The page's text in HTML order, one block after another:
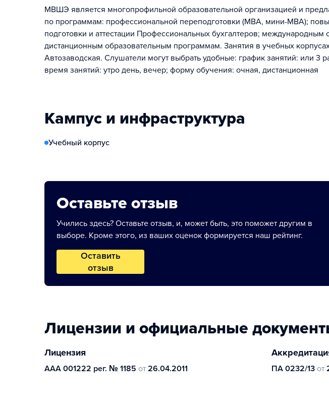
МВШЭ является многопрофильной образовательной организацией и
по программам: профессиональной переподготовки (МВА, мини-МВА);
подготовки и аттестации Профессиональных бухгалтеров;
дистанционным образовательным программам. Занятия в учебных
Автозаводская. Слушатели могут выбрать удобные: график занятий: или 3
время занятий: утро день, вечер; форму обучения: очная, дистанционная
Кампус и инфраструктура
Учебный корпус
Оставьте отзыв
Учились здесь? Оставьте отзыв, и, может быть, это поможет другим в
выборе. Кроме этого, из ваших оценок формируется наш рейтинг.
Оставить
отзыв
Лицензии и официальные
Лицензия
ААА 001222 рег. № 1185 от 26.04.2011 ПА 0232/13 от